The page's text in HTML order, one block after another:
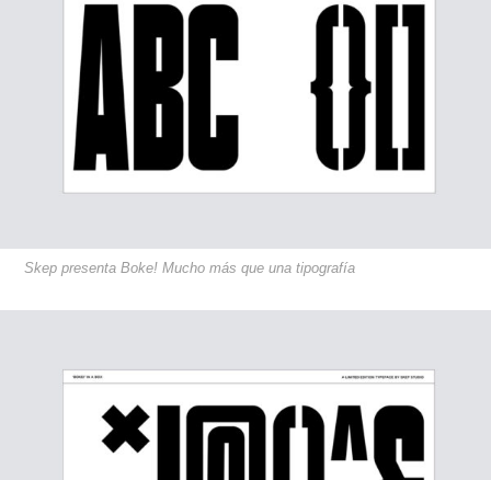
Skep presenta Boke! Mucho más que una tipografía